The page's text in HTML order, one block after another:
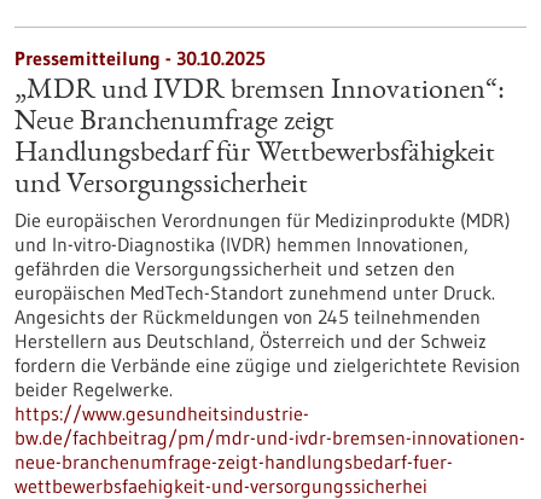
Pressemitteilung - 30.10.2025
„MDR und IVDR bremsen Innovationen“:
Neue Branchenumfrage zeigt
Handlungsbedarf für Wettbewerbsfähigkeit
und Versorgungssicherheit
Die europäischen Verordnungen für Medizinprodukte (MDR)
und In-vitro-Diagnostika (IVDR) hemmen Innovationen,
gefährden die Versorgungssicherheit und setzen den
europäischen MedTech-Standort zunehmend unter Druck.
Angesichts der Rückmeldungen von 245 teilnehmenden
Herstellern aus Deutschland, Österreich und der Schweiz
fordern die Verbände eine zügige und zielgerichtete Revision
beider Regelwerke.
https://www.gesundheitsindustrie-
bw.de/fachbeitrag/pm/mdr-und-ivdr-bremsen-innovationen-
neue-branchenumfrage-zeigt-handlungsbedarf-fuer-
wettbewerbsfaehigkeit-und-versorgungssicherhei